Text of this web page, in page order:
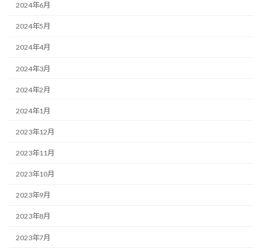
2024年6月
2024年5月
2024年4月
2024年3月
2024年2月
2024年1月
2023年12月
2023年11月
2023年10月
2023年9月
2023年8月
2023年7月